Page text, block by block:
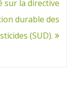
sur la directive
durable des
(SUD).